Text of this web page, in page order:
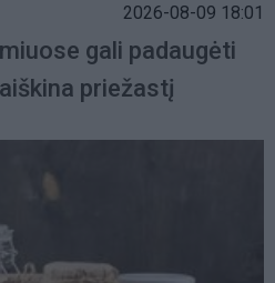
2026-08-09 18:01
gali padaugėti
priežastį